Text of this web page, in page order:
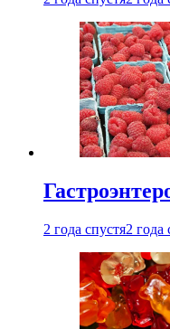
2 года спустя2 года